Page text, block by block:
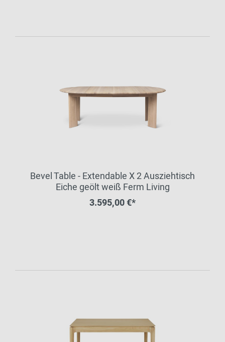
Bevel Table - Extendable X 2 Ausziehtisch
Eiche geölt weiß Ferm Living
3.595,00 €*